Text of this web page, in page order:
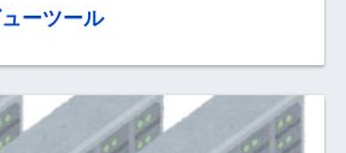
ーツール